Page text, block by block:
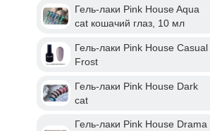
Гель-лаки Pink House Aqua
cat кошачий глаз, 10 мл
Гель-лаки Pink House Casual
Frost
Гель-лаки Pink House Dark
cat
Гель-лаки Pink House Drama